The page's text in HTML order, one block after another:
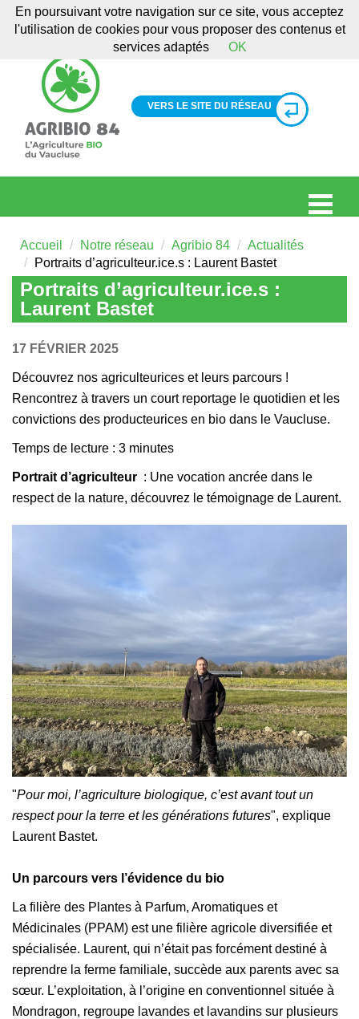
VERS LE SITE DU RÉSEAU
Accueil Notre réseau Agribio 84
Actualités
Portraits d’agriculteur.ice.s : Laurent Bastet
Portraits d’agriculteur.ice.s :
Laurent Bastet
17 FÉVRIER 2025
Découvrez nos agriculteurices et leurs parcours !
Rencontrez à travers un court reportage le quotidien et les
convictions des producteurices en bio dans le Vaucluse.
Temps de lecture : 3 minutes
Portrait d’agriculteur : Une vocation ancrée dans le
respect de la nature, découvrez le témoignage de Laurent.
"Pour moi, l’agriculture biologique, c’est avant tout un
respect pour la terre et les générations futures", explique
Laurent Bastet.
Un parcours vers l’évidence du bio
La filière des Plantes à Parfum, Aromatiques et
Médicinales (PPAM) est une filière agricole diversifiée et
spécialisée. Laurent, qui n’était pas forcément destiné à
reprendre la ferme familiale, succède aux parents avec sa
sœur. L’exploitation, à l’origine en conventionnel située à
Mondragon, regroupe lavandes et lavandins sur plusieurs
En poursuivant votre navigation sur ce site, vous acceptez
l'utilisation de cookies pour vous proposer des contenus et
services adaptés
OK